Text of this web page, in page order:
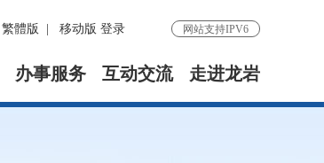
繁體版 移动版 登录 网站支持IPV6
办事服务 互动交流 走进龙岩